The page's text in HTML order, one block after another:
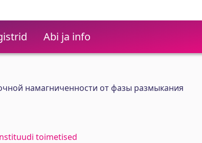
Abi ja info
намагниченности от фазы размыкания
toimetised